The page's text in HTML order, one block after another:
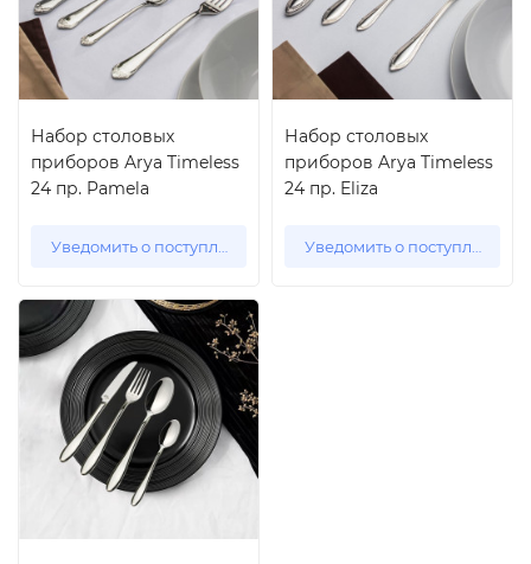
Набор столовых
приборов Arya Timeless
24 пр. Pamela
Уведомить о поступлении
Набор столовых
приборов Arya Timeless
24 пр. Eliza
Уведомить о поступлении